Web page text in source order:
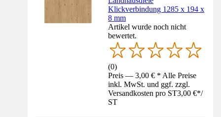
Klickverbindung 1285 x 194 x
8 mm
Artikel wurde noch nicht
bewertet.
(0)
Preis — 3,00 € * Alle Preise
inkl. MwSt. und ggf. zzgl.
Versandkosten pro ST3,00 €*/
ST